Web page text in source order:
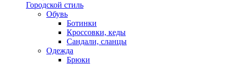
Городской стиль
Обувь
Ботинки
Кроссовки, кеды
Сандали, сланцы
Одежда
Брюки